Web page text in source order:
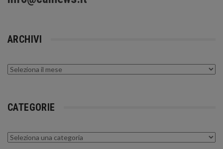
ARCHIVI
Archivi
CATEGORIE
Categorie